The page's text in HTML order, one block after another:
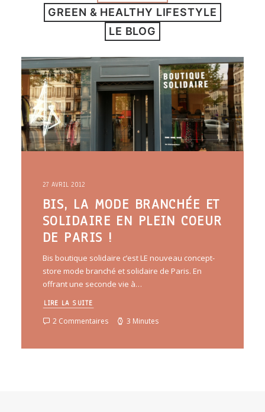
CONFÉRENCES
podcast kinoa
YOGA
faire le quiz
Recherche
Panier
GREEN & HEALTHY LIFESTYLE
LE BLOG
27 AVRIL 2012
BIS, LA MODE BRANCHÉE ET
SOLIDAIRE EN PLEIN COEUR
DE PARIS !
Bis boutique solidaire c’est LE nouveau concept-
store mode branché et solidaire de Paris. En
offrant une seconde vie à…
LIRE LA SUITE
2 Commentaires 3 Minutes